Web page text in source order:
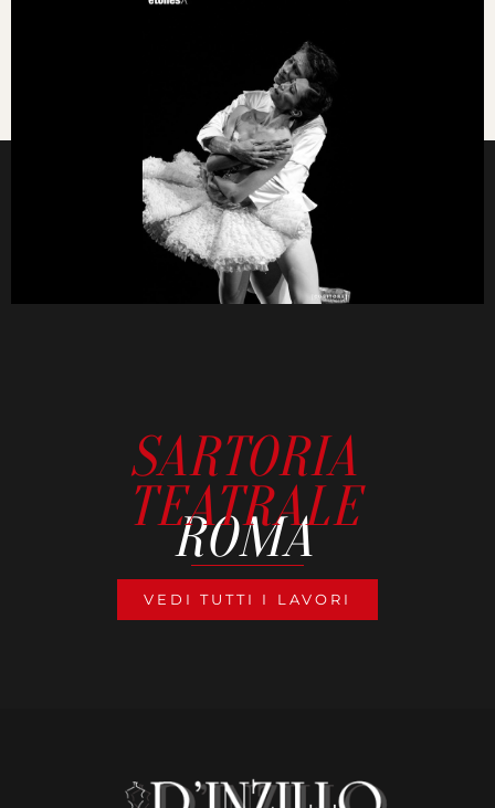
SARTORIA
TEATRALE
ROMA
VEDI TUTTI I LAVORI